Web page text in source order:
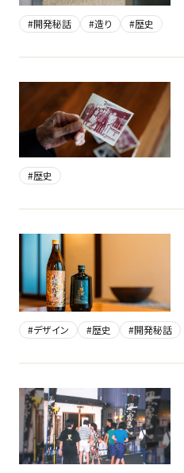
#開発秘話 #造り #歴史
#歴史
#デザイン #歴史 #開発秘話